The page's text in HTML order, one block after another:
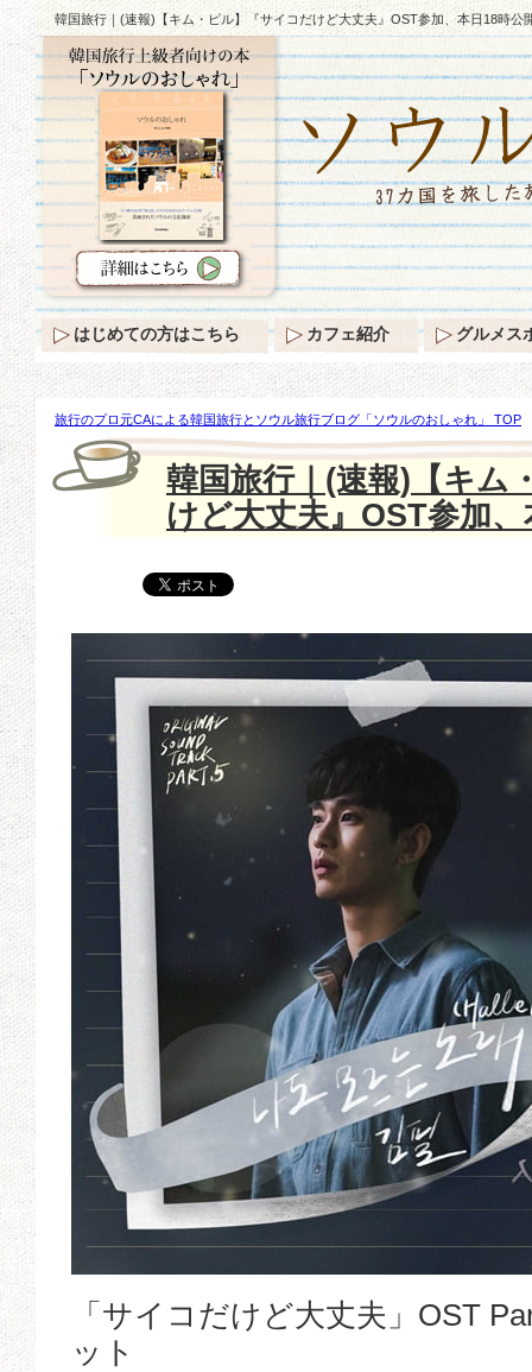
韓国旅行｜(速報)【キム・ピル】『サイコだけど大丈夫』OST参加、本日18時公
旅行のプロ元CAによる韓国旅行とソウル旅行ブログ「ソウルのおしゃれ」 TOP
ル】『サイコだけど大丈夫』OST参加、本日18時公開！
韓国旅行｜(速報)【キム
けど大丈夫』OST参加
「サイコだけど大丈夫」OST
ット
はじめての方はこちら カフェ紹介 グルメス